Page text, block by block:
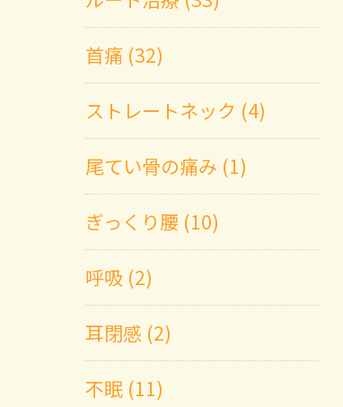
首痛 (32)
ストレートネック (4)
尾てい骨の痛み (1)
ぎっくり腰 (10)
呼吸 (2)
耳閉感 (2)
不眠 (11)